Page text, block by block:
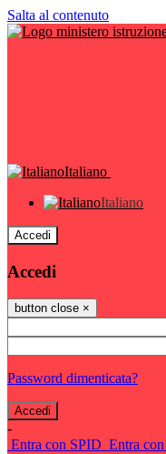
Salta al contenuto
Italiano
Italiano
Accedi
Accedi
button close ×
Password dimenticata?
-
Entra con SPID Entra